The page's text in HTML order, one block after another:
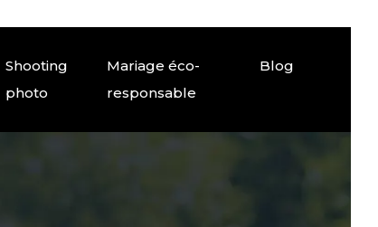
Shooting
photo
Mariage éco-
responsable
Blog